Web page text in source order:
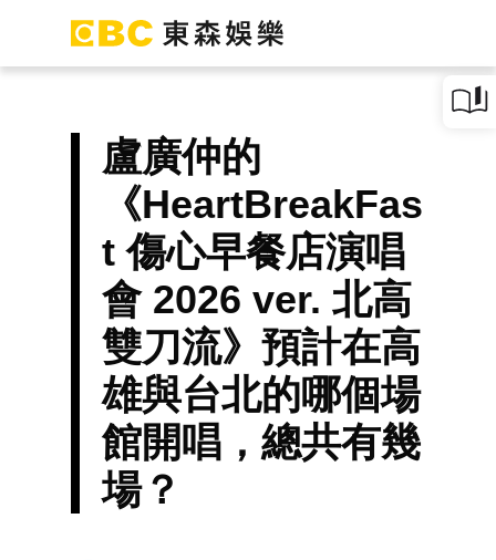
盧廣仲的
《HeartBreakFas
t 傷心早餐店演唱
會 2026 ver. 北高
雙刀流》預計在高
雄與台北的哪個場
館開唱，總共有幾
場？